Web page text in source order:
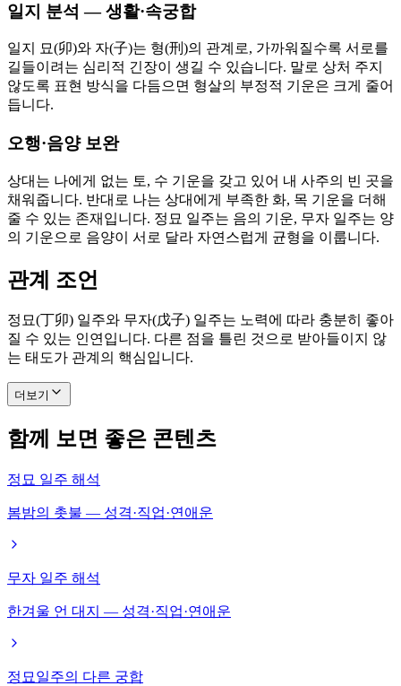
일지 분석 — 생활·속궁합
일지 묘(卯)와 자(子)는 형(刑)의 관계로, 가까워질수록 서로를
길들이려는 심리적 긴장이 생길 수 있습니다. 말로 상처 주지
않도록 표현 방식을 다듬으면 형살의 부정적 기운은 크게 줄어
듭니다.
오행·음양 보완
상대는 나에게 없는 토, 수 기운을 갖고 있어 내 사주의 빈 곳을
채워줍니다. 반대로 나는 상대에게 부족한 화, 목 기운을 더해
줄 수 있는 존재입니다. 정묘 일주는 음의 기운, 무자 일주는 양
의 기운으로 음양이 서로 달라 자연스럽게 균형을 이룹니다.
관계 조언
정묘(丁卯) 일주와 무자(戊子) 일주는 노력에 따라 충분히 좋아
질 수 있는 인연입니다. 다른 점을 틀린 것으로 받아들이지 않
는 태도가 관계의 핵심입니다.
더보기
함께 보면 좋은 콘텐츠
정묘 일주 해석
봄밤의 촛불 — 성격·직업·연애운
무자 일주 해석
한겨울 언 대지 — 성격·직업·연애운
정묘일주의 다른 궁합